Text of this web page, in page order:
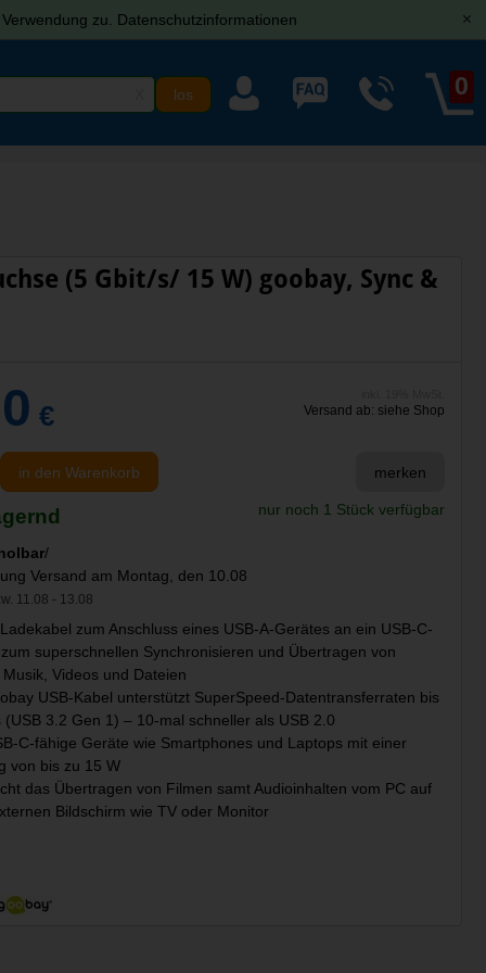
zu. Datenschutzinformationen [x]
0
(5 Gbit/s/ 15 W) goobay, Sync &
€ Versand ab: siehe Shop
in den Warenkorb merken
nur noch 1 Stück verfügbar
/
Versand am Montag, den 10.08
11.08 - 13.08
zum Anschluss eines USB-A-Gerätes an ein USB-C-
superschnellen Synchronisieren und Übertragen von
Videos und Dateien
USB-Kabel unterstützt SuperSpeed-Datentransferraten bis
(USB 3.2 Gen 1) – 10-mal schneller als USB 2.0
C-fähige Geräte wie Smartphones und Laptops mit einer
von bis zu 15 W
das Übertragen von Filmen samt Audioinhalten vom PC auf
Bildschirm wie TV oder Monitor